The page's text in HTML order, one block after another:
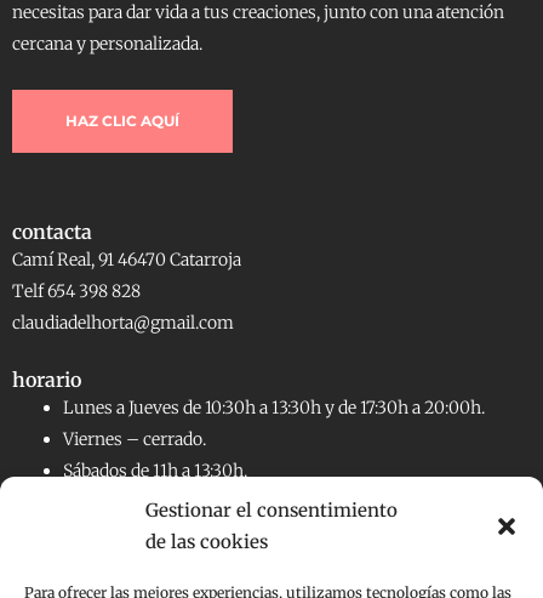
Gestionar el consentimiento
de las cookies
Para ofrecer las mejores experiencias, utilizamos tecnologías como las
necesitas para dar vida a tus creaciones, junto con una atención
cercana y personalizada.
HAZ CLIC AQUÍ
contacta
Camí Real, 91 46470 Catarroja
Telf 654 398 828
claudiadelhorta@gmail.com
horario
Lunes a Jueves de 10:30h a 13:30h y de 17:30h a 20:00h.
Viernes – cerrado.
Sábados de 11h a 13:30h.